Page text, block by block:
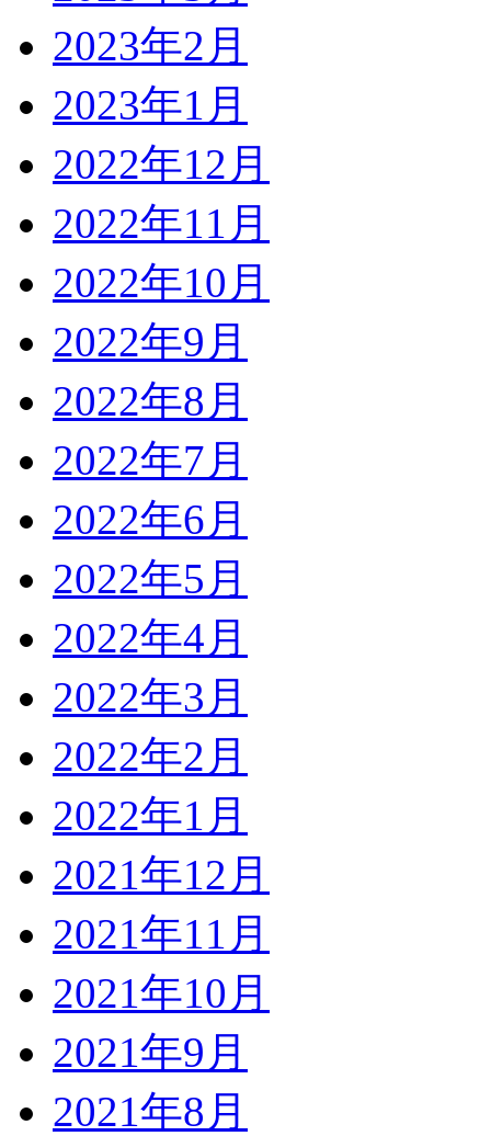
2023年2月
2023年1月
2022年12月
2022年11月
2022年10月
2022年9月
2022年8月
2022年7月
2022年6月
2022年5月
2022年4月
2022年3月
2022年2月
2022年1月
2021年12月
2021年11月
2021年10月
2021年9月
2021年8月